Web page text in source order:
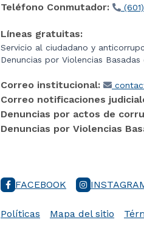
Teléfono Conmutador:
Líneas gratuitas:
Servicio al ciudadano y
Denuncias por Violencias
Correo institucional:
Correo notificaciones
Denuncias por actos de
Denuncias por Violencias
FACEBOOK
Políticas Mapa del sitio